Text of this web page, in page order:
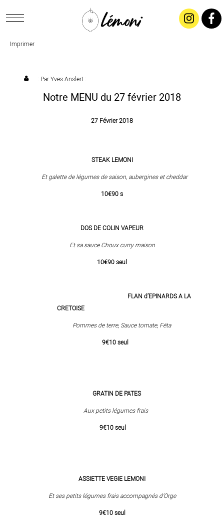
CONCEPT
RESTAURANTS & TARIFS
CONTACTEZ-NOUS !
Imprimer
: ParYves Anslert:
Notre MENU du 27 février 2018
27 Février 2018
STEAK LEMONI
Et galette de légumes de saison, aubergines et cheddar
10€90 s
DOS DE COLIN VAPEUR
Et sa sauce Choux curry maison
10€90 seul
FLAN d’EPINARDS A LA
CRETOISE
Pommes de terre, Sauce tomate, Féta
9€10 seul
GRATIN DE PATES
Aux petits légumes frais
9€10 seul
ASSIETTE VEGIE LEMONI
Et ses petits légumes frais accompagnés d’Orge
9€10 seul